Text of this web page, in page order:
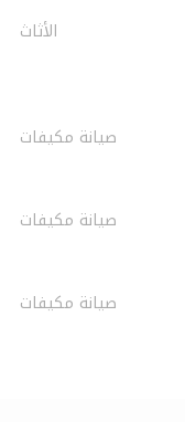
الأثاث
صيانة مكيفات
صيانة مكيفات
صيانة مكيفات